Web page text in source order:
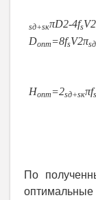
sд+sкπD2-4fsV2
Dопт=8fsV2πsд
Hопт=2sд+sкπf
По